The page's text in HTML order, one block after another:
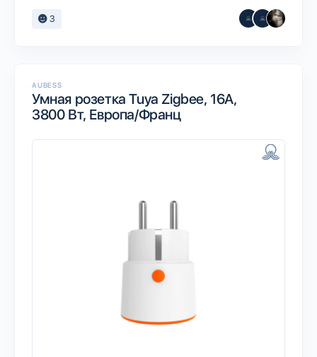
3
AUBESS
Умная розетка Tuya Zigbee, 16А,
3800 Вт, Европа/Франц